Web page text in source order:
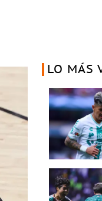
LO MÁS